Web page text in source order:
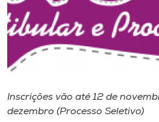
Rádio
Museu
Unoesc
Store
Inscrições vão até 12 de
dezembro (Processo Seletivo)